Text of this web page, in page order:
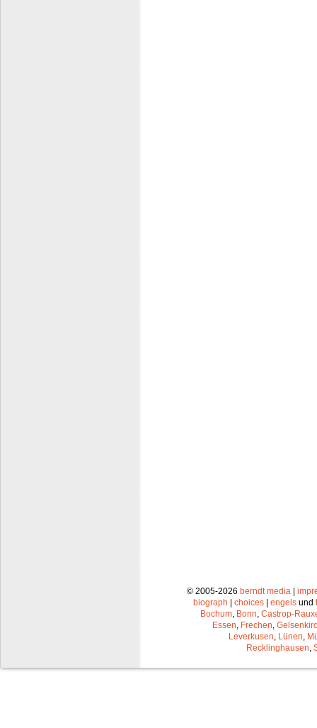
© 2005-2026 berndt media|
biograph
choices engels und
Bochum, Bonn, Castrop-
Essen, Frechen,
Leverkusen, Lünen,
Recklinghausen,